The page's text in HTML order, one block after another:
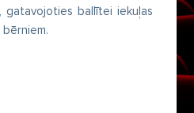
ballītei iekuļas